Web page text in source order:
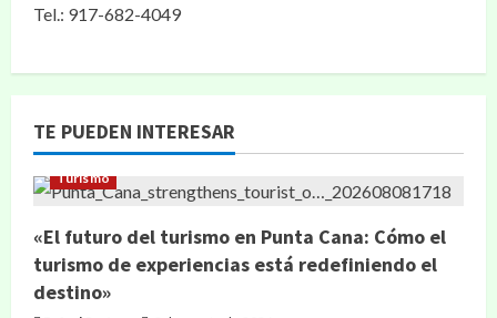
Tel.: 917-682-4049
TE PUEDEN INTERESAR
Turismo
«El futuro del turismo en Punta Cana: Cómo el
turismo de experiencias está redefiniendo el
destino»